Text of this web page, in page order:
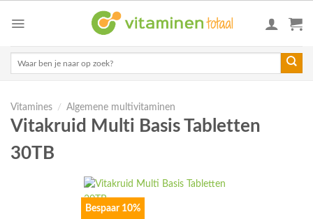
Vitamines / Algemene multivitaminen
Vitakruid Multi Basis Tabletten
30TB
Bespaar 10%